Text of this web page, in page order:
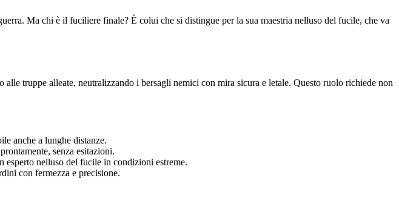
Ma chi è il fuciliere finale? È colui che si distingue per la sua maestria nelluso del fucile, che va
truppe alleate, neutralizzando i bersagli nemici con mira sicura e letale. Questo ruolo richiede non
anche a lunghe distanze.
senza esitazioni.
esperto nelluso del fucile in condizioni estreme.
con fermezza e precisione.